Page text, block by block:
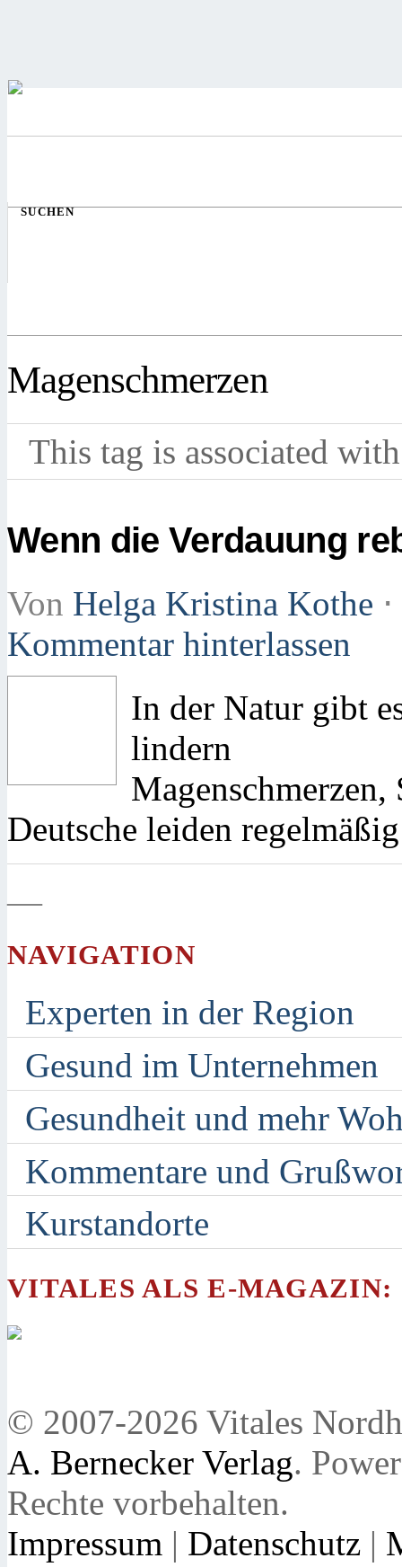
SUCHEN
Magenschmerzen
This tag is associated
Wenn die Verdauung
Von Helga Kristina Kothe ⋅
Kommentar hinterlassen
In der Natur gibt
lindern
Deutsche leiden
—
NAVIGATION
Experten in der Region
Gesund im Unternehmen
Gesundheit und mehr
Kommentare und
Kurstandorte
VITALES ALS E-MAGAZIN:
© 2007-2026 Vitales
A. Bernecker Verlag.
Rechte vorbehalten.
Impressum | Datenschutz |